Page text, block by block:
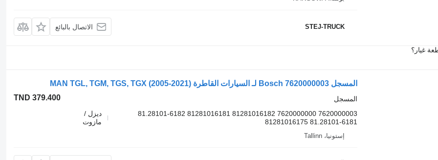
STEJ-TRUCK الاتصال بالبائع
غيار؟
المسجل Bosch 7620000003 لـ السيارات القاطرة MAN TGL, TGM, TGS, TGX (2005-2021)
TND 379.400
المسجل
7620000003 7620000000 81281016182 81281016181 81.28101-6182
81.28101-6181 81281016175
ديزل /
مازوت
إستونيا، Tallinn